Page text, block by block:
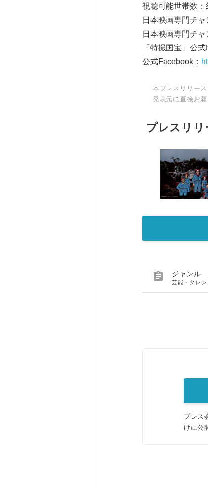
視聴可能世帯数：
日本映画専門チャ
日本映画専門チ
「特撮国宝」公式
公式Facebook：
本プレスリリー
発表元に直接お願
プレスリリ
 ジャンル
芸能・タレン
プレス
けに公